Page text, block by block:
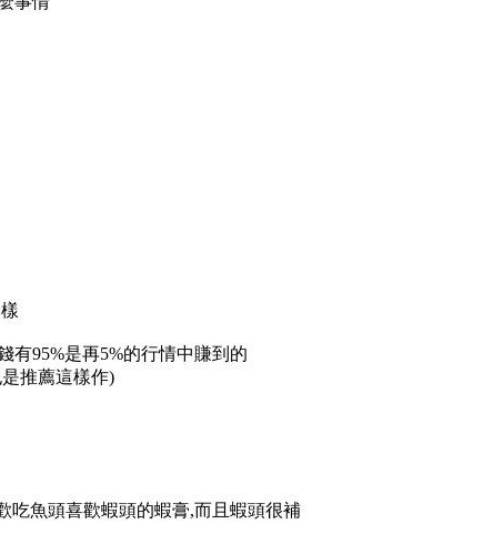
有95%是再5%的行情中賺到的
推薦這樣作)
吃魚頭喜歡蝦頭的蝦膏,而且蝦頭很補